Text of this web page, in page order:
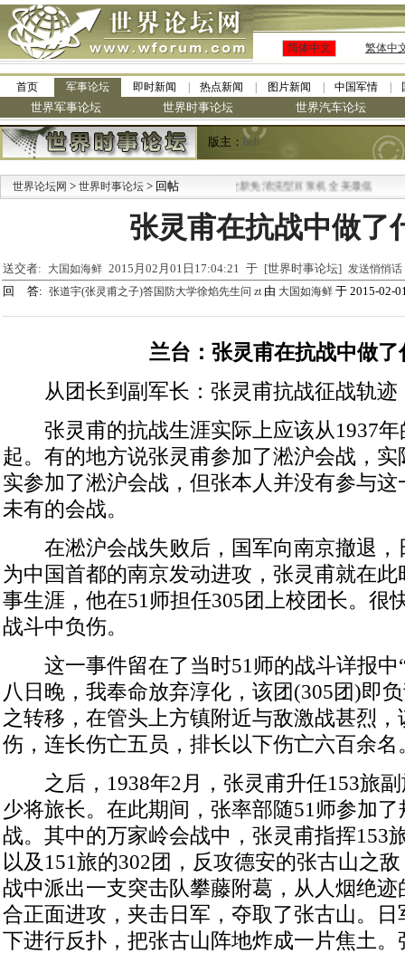
简体中文 繁体中
首页 军事论坛 即时新闻 热点新闻 图片新闻 中国军情
世界军事论坛 世界时事论坛 世界汽车论坛
版主： bob
世界论坛网 > 世界时事论坛 > 回帖
·九阳全新免清洗型豆浆机 全美最低
张灵甫在抗战中做了
送交者: 大国如海鲜 2015月02月01日17:04:21 于 [世界时事论坛] 发送悄悄话
回 答: 张道宇(张灵甫之子)答国防大学徐焰先生问 zt 由 大国如海鲜 于 2015-02-
兰台：张灵甫在抗战中做了
从团长到副军长：张灵甫抗战征战轨迹
张灵甫的抗战生涯实际上应该从1937年
起。有的地方说张灵甫参加了淞沪会战，
实参加了淞沪会战，但张本人并没有参与
未有的会战。
在淞沪会战失败后，国军向南京撤退，
为中国首都的南京发动进攻，张灵甫就在
事生涯，他在51师担任305团上校团长。很
战斗中负伤。
这一事件留在了当时51师的战斗详报中
八日晚，我奉命放弃淳化，该团(305团)即
之转移，在管头上方镇附近与敌激战甚烈
伤，连长伤亡五员，排长以下伤亡六百余名
之后，1938年2月，张灵甫升任153旅副
少将旅长。在此期间，张率部随51师参加
战。其中的万家岭会战中，张灵甫指挥153
以及151旅的302团，反攻德安的张古山之
战中派出一支突击队攀藤附葛，从人烟绝
合正面进攻，夹击日军，夺取了张古山。
下进行反扑，把张古山阵地炸成一片焦土